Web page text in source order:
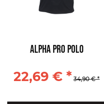
Alpha Pro Polo
22,69 € * 34,90 € *